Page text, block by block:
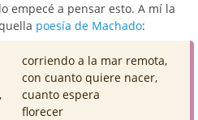
empecé a pensar esto. A mí la
poesía de Machado:
corriendo a la mar remota,
con cuanto quiere nacer,
cuanto espera
florecer